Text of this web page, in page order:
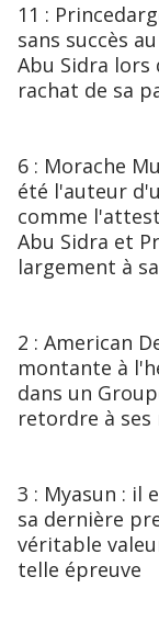
11 :
sans succès
Abu Sidra lors
rachat de sa
6 : Morache
été l'auteur
comme
Abu Sidra et
largement à
2 : American
montante à
dans un
retordre à ses
3 : Myasun : il
sa dernière
véritable
telle épreuve